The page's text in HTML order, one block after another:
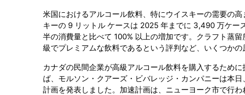
米国におけるアルコール飲料、特にウイスキーの需要の
キーの 9 リットル ケースは 2025 年までに 3,490 万ケ
半の消費量と比べて 100% 以上の増加です。クラフト蒸
級でプレミアムな飲料であるという評判など、いくつか
カナダの民間企業が高級アルコール飲料を購入するため
ば、モルソン・クアーズ・ビバレッジ・カンパニーは本
計画を発表しました。加速計画は、ニューヨーク市で行